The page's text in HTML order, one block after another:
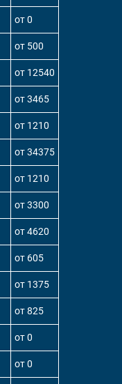
от 0
от 500
от 12540
от 3465
от 1210
от 34375
от 1210
от 3300
от 4620
от 605
от 1375
от 825
от 0
от 0